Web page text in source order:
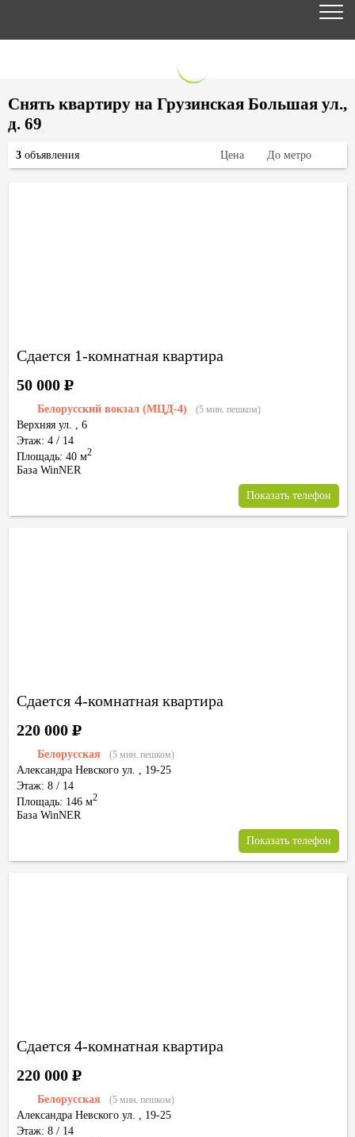
Снять квартиру на Грузинская Большая ул.,
д. 69
Сдается 1-комнатная квартира
Белорусский вокзал (МЦД-4) (5 мин. пешком)
Верхняя ул. , 6
Этаж: 4 / 14
Площадь: 40 м2
50 000Р
База WinNER
Показать телефон
Сдается 4-комнатная квартира
Белорусская (5 мин. пешком)
Александра Невского ул. , 19-25
Этаж: 8 / 14
Площадь: 146 м2
220 000Р
База WinNER
Показать телефон
Сдается 4-комнатная квартира
Белорусская (5 мин. пешком)
Александра Невского ул. , 19-25
Этаж: 8 / 14
220 000Р
3 объявления Цена До метро